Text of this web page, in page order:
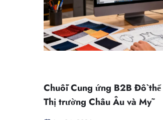
Chuỗi Cung ứng B2B Đồ
Thị trường Châu Âu và Mỹ